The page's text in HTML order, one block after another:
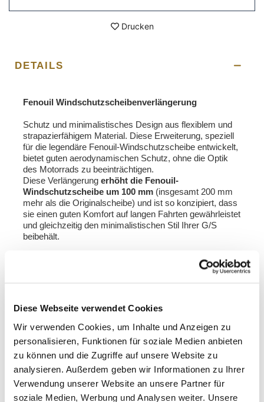
Diese Webseite verwendet Cookies
Wir verwenden Cookies, um Inhalte und Anzeigen zu
personalisieren, Funktionen für soziale Medien anbieten
zu können und die Zugriffe auf unsere Website zu
analysieren. Außerdem geben wir Informationen zu Ihrer
Verwendung unserer Website an unsere Partner für
soziale Medien, Werbung und Analysen weiter. Unsere
Drucken
DETAILS
Fenouil Windschutzscheibenverlängerung
Schutz und minimalistisches Design aus flexiblem und
strapazierfähigem Material. Diese Erweiterung, speziell
für die legendäre Fenouil-Windschutzscheibe entwickelt,
bietet guten aerodynamischen Schutz, ohne die Optik
des Motorrads zu beeinträchtigen.
Diese Verlängerung erhöht die Fenouil-
Windschutzscheibe um 100 mm (insgesamt 200 mm
mehr als die Originalscheibe) und ist so konzipiert, dass
sie einen guten Komfort auf langen Fahrten gewährleistet
und gleichzeitig den minimalistischen Stil Ihrer G/S
beibehält.
Windschutzscheiben Code 5007 und Code 1227,
Erhältlich in 3 Farben: Gelb – Hellgrau – Transparent
Hinweis: Zur Montage dieser Verlängerung müssen
Löcher in die Windschutzscheibe gebohrt werden.
Montagesatz und Anleitung sind im Lieferumfang
enthalten.
Um Ihnen den bestmöglichen Service zu bieten, arbeiten